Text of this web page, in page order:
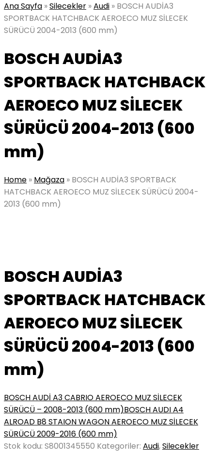
Ana Sayfa »Silecekler »Audi » BOSCH AUDİA3
SPORTBACK HATCHBACK AEROECO MUZ SİLECEK
SÜRÜCÜ 2004-2013 (600 mm)
BOSCH AUDİA3
SPORTBACK HATCHBACK
AEROECO MUZ SİLECEK
SÜRÜCÜ 2004-2013 (600
mm)
Home » Mağaza » BOSCH AUDİA3 SPORTBACK
HATCHBACK AEROECO MUZ SİLECEK SÜRÜCÜ 2004-
2013 (600 mm)
BOSCH AUDİA3
SPORTBACK HATCHBACK
AEROECO MUZ SİLECEK
SÜRÜCÜ 2004-2013 (600
mm)
BOSCH AUDİ A3 CABRIO AEROECO MUZ SİLECEK
SÜRÜCÜ – 2008-2013 (600 mm)BOSCH AUDI A4
ALROAD B8 STAION WAGON AEROECO MUZ SİLECEK
SÜRÜCÜ 2009-2016 (600 mm)
Stok kodu: S8001345550 Kategoriler: Audi,Silecekler